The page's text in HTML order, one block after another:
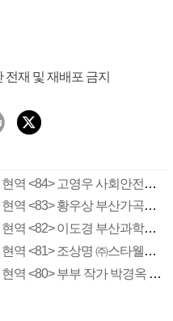
전재 및 재배포 금지
고영삼의 인생 이모작…한 번 더 현역 <84> 고영우 사회안전예방중앙회 부산시협회장
고영삼의 인생 이모작…한 번 더 현역 <83> 황우상 부산가곡협회장
고영삼의 인생 이모작…한 번 더 현역 <82> 이도경 부산과학기술대 교수
고영삼의 인생 이모작…한 번 더 현역 <81> 조상명 ㈜스타웰즈 대표이사
고영삼의 인생 이모작…한 번 더 현역 <80> 부부 작가 박경옥 강찬영